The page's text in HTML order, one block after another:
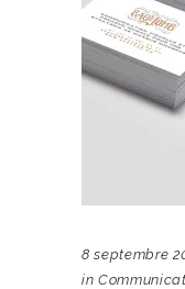
8 septembre
in